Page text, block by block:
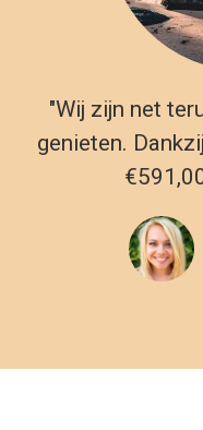
"Wij zijn net
genieten.